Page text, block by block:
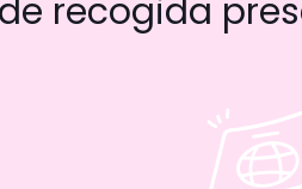
recogida